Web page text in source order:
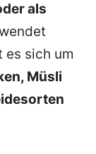
als
es sich um
Müsli